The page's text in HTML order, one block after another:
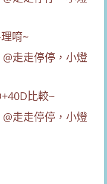
唷~
比較~